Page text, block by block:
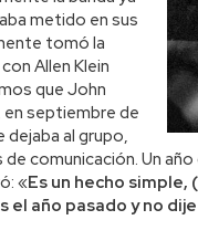
metido en sus
tomó la
Allen Klein
que John
septiembre de
dejaba al grupo,
comunicación. Un
«Es un hecho simple,
el año pasado y no